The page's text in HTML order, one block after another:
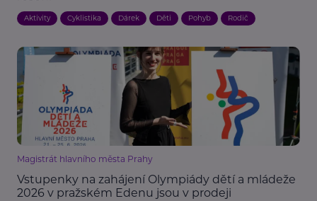
Aktivity Cyklistika Dárek Děti Pohyb Rodič
Magistrát hlavního města Prahy
Vstupenky na zahájení Olympiády dětí a mládeže
2026 v pražském Edenu jsou v prodeji